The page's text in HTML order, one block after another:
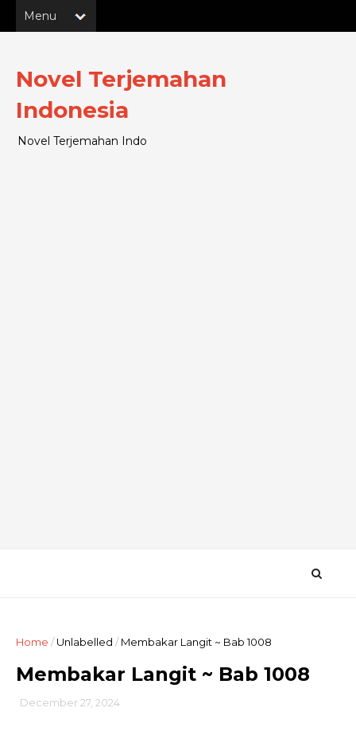
Novel Terjemahan
Indonesia
Novel Terjemahan Indo
Home /Unlabelled / Membakar Langit ~ Bab 1008
Membakar Langit ~ Bab 1008
December 27, 2024